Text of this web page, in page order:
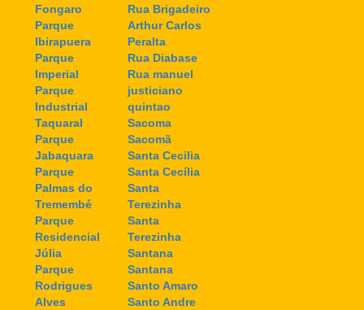
Fongaro
Parque
Ibirapuera
Parque
Imperial
Parque
Industrial
Taquaral
Parque
Jabaquara
Parque
Palmas do
Tremembé
Parque
Residencial
Júlia
Parque
Rodrigues
Alves
Rua Brigadeiro
Arthur Carlos
Peralta
Rua Diabase
Rua manuel
justiciano
quintao
Sacoma
Sacomã
Santa Cecilia
Santa Cecília
Santa
Terezinha
Santa
Terezinha
Santana
Santana
Santo Amaro
Santo Andre